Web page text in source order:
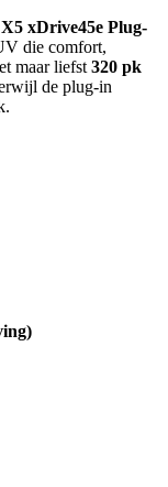
xDrive45e Plug-
die comfort,
maar liefst 320 pk
de plug-in